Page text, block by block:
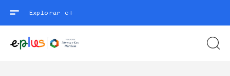
Explorar e+